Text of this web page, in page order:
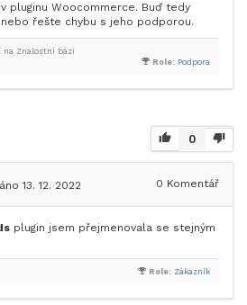
pluginu Woocommerce. Buď tedy
řešte chybu s jeho podporou.
Role: Podpora
na Znalostní bázi
0
13. 12. 2022 0 Komentář
plugin jsem přejmenovala se stejným
Role: Zákazník